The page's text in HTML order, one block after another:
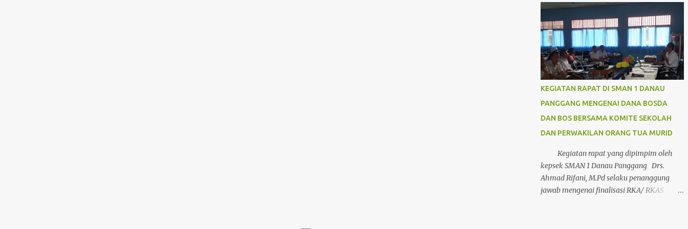
dalam meniti hari-hari di SMAN 1 Danau
Panggang Dan .... Dan ... Dan SELAMAT
KEPADA GURU-GURU kita yang tepat pada
hari ini Rabu, 13...
KEGIATAN RAPAT DI SMAN 1 DANAU
PANGGANG MENGENAI DANA BOSDA
DAN BOS BERSAMA KOMITE SEKOLAH
DAN PERWAKILAN ORANG TUA MURID
Kegiatan rapat yang dipimpim oleh
kepsek SMAN 1 Danau Panggang Drs.
Ahmad Rifani, M.Pd selaku penanggung
jawab mengenai finalisasi RKA/ RKAS